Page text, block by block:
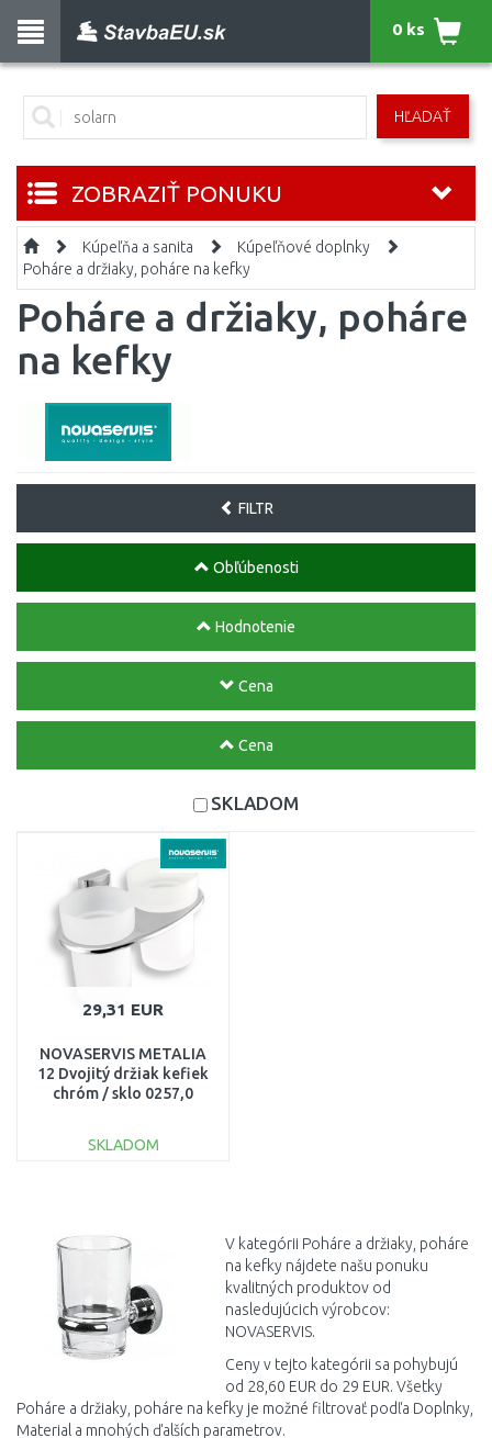
HĽADAŤ
0 ks
ZOBRAZIŤ PONUKU
Kúpeľňa a sanita
Kúpeľňové doplnky
Poháre a držiaky, poháre na kefky
Poháre a držiaky, poháre
na kefky
FILTR
Obľúbenosti
Hodnotenie
Cena
Cena
SKLADOM
29,31 EUR
NOVASERVIS METALIA
12 Dvojitý držiak kefiek
chróm / sklo 0257,0
SKLADOM
V kategórii Poháre a držiaky, poháre
na kefky nájdete našu ponuku
kvalitných produktov od
nasledujúcich výrobcov:
NOVASERVIS.
Ceny v tejto kategórii sa pohybujú
od 28,60 EUR do 29 EUR. Všetky
Poháre a držiaky, poháre na kefky je možné filtrovať podľa Doplnky,
Material a mnohých ďalších parametrov.